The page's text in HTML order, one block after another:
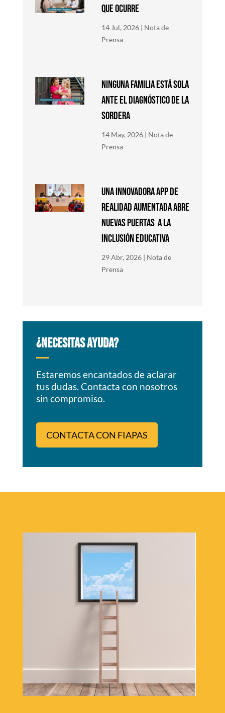
QUE OCURRE
14 Jul, 2026 | Nota de
Prensa
NINGUNA FAMILIA ESTÁ SOLA
ANTE EL DIAGNÓSTICO DE LA
SORDERA
14 May, 2026 | Nota de
Prensa
Una innovadora app de
Realidad Aumentada abre
nuevas puertas a la
inclusión educativa
29 Abr, 2026 | Nota de
Prensa
¿NECESITAS AYUDA?
Estaremos encantados de aclarar
tus dudas. Contacta con nosotros
sin compromiso.
CONTACTA CON FIAPAS